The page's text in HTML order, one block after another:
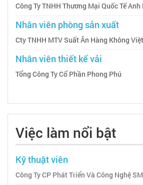
Công Ty TNHH Thương Mại Quốc Tế Anh
Nhân viên phòng sản xuất
Cty TNHH MTV Suất Ăn Hàng Không
Nhân viên thiết kế vải
Tổng Công Ty Cổ Phần Phong Phú
Việc làm nổi bật
Kỹ thuật viên
Công Ty CP Phát Triển Và Công Nghệ